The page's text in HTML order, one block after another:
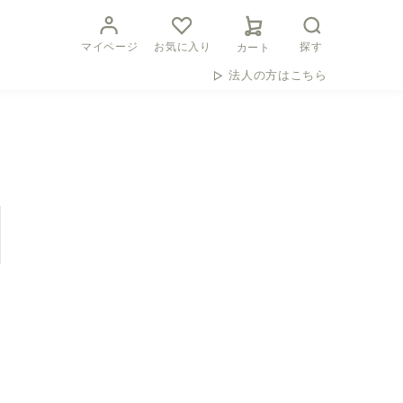
マイページ お気に入り カート 探す
法人の方はこちら